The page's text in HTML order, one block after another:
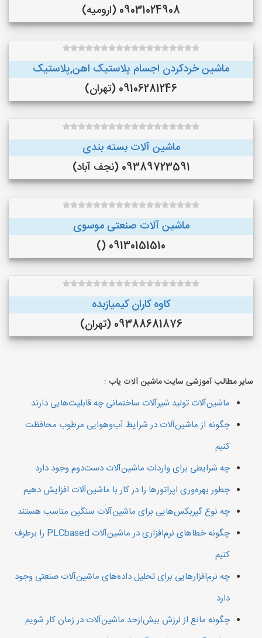
09031024908 (ارومیه)
ماشین خردکردن اجسام پلاستیک اهن,پلاستیک
09106281246 (تهران)
ماشین آلات بسته بندی
09389723591 (نجف‌ آباد)
ماشین آلات صنعتی موسوی
09130151510 ()
کاوه کاران کیمیازبده
09388681876 (تهران)
سایر مطالب آموزشی سایت ماشین آلات یاب :
ماشین‌آلات تولید شیرآلات ساختمانی چه قابلیت‌هایی دارند
چگونه از ماشین‌آلات در شرایط آب‌وهوایی مرطوب محافظت
کنیم
چه شرایطی برای واردات ماشین‌آلات دست‌دوم وجود دارد
چطور بهره‌وری اپراتورها را در کار با ماشین‌آلات افزایش دهیم
چه نوع گیربکس‌هایی برای ماشین‌آلات سنگین مناسب هستند
چگونه خطاهای نرم‌افزاری در ماشین‌آلات PLCbased را برطرف
کنیم
چه نرم‌افزارهایی برای تحلیل داده‌های ماشین‌آلات صنعتی وجود
دارد
چگونه مانع از لرزش بیش‌ازحد ماشین‌آلات در زمان کار شویم